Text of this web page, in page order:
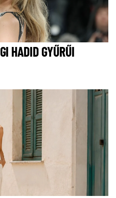
HADID GYŰRŰI